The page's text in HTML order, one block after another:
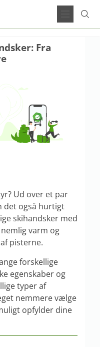
Fra
Ud over et par
det også hurtigt
skihandsker med
varm og
pisterne.
forskellige
egenskaber og
typer af
nemmere vælge
opfylder dine